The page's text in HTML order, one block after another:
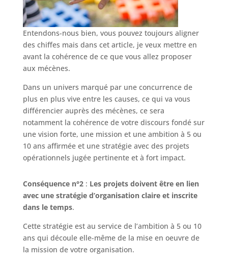
Entendons-nous bien, vous pouvez toujours aligner
des chiffes mais dans cet article, je veux mettre en
avant la cohérence de ce que vous allez proposer
aux mécènes.
Dans un univers marqué par une concurrence de
plus en plus vive entre les causes, ce qui va vous
différencier auprès des mécènes, ce sera
notamment la cohérence de votre discours fondé sur
une vision forte, une mission et une ambition à 5 ou
10 ans affirmée et une stratégie avec des projets
opérationnels jugée pertinente et à fort impact.
Conséquence n°2: Les projets doivent être en lien
avec une stratégie d’organisation claire et inscrite
dans le temps.
Cette stratégie est au service de l’ambition à 5 ou 10
ans qui découle elle-même de la mise en oeuvre de
la mission de votre organisation.